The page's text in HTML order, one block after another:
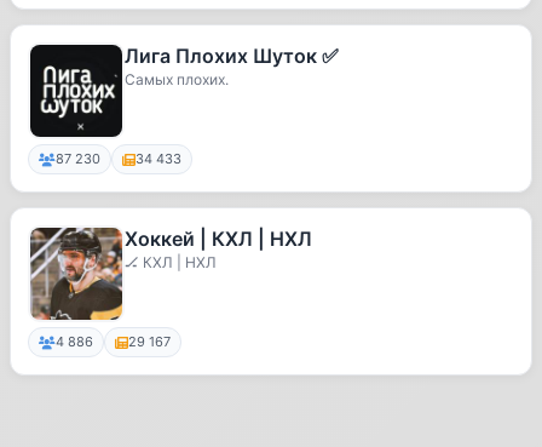
Лига Плохих Шуток ✅
Самых плохих.
87 230 34 433
Хоккей | КХЛ | НХЛ
🏒 КХЛ | НХЛ
4 886 29 167